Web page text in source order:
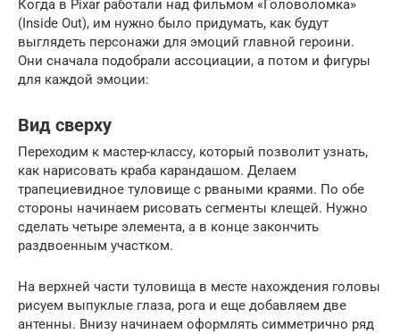
Когда в Pixar работали над фильмом «Головоломка»
(Inside Out), им нужно было придумать, как будут
выглядеть персонажи для эмоций главной героини.
Они сначала подобрали ассоциации, а потом и фигуры
для каждой эмоции:
Вид сверху
Переходим к мастер-классу, который позволит узнать,
как нарисовать краба карандашом. Делаем
трапециевидное туловище с рваными краями. По обе
стороны начинаем рисовать сегменты клещей. Нужно
сделать четыре элемента, а в конце закончить
раздвоенным участком.
На верхней части туловища в месте нахождения головы
рисуем выпуклые глаза, рога и еще добавляем две
антенны. Внизу начинаем оформлять симметрично ряд